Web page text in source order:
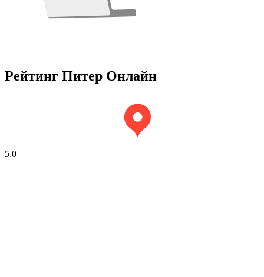
Рейтинг Питер Онлайн
5.0